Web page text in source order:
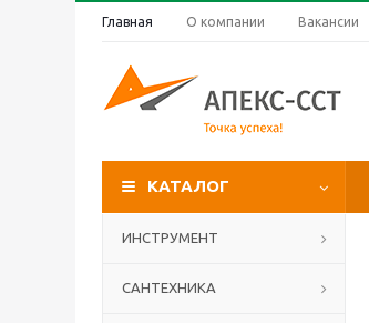
Главная О компании Вакансии
КАТАЛОГ
ИНСТРУМЕНТ
САНТЕХНИКА